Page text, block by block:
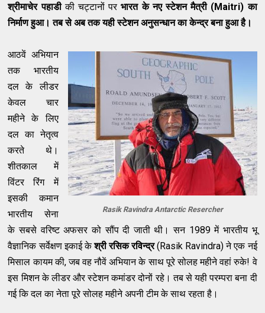
श्रीमाचेर पहाडीकी चट्टानों परभारत के नए स्टेशन मैत्री (Maitri) का
निर्माण हुआ। तब से अब तक यही स्टेशन अनुसन्धान का केन्द्र बना हुआ है।
Rasik Ravindra Antarctic Resercher
आठवें अभियान
तक भारतीय
दल के लीडर
केवल चार
महीने के लिए
दल का नेतृत्व
करते थे।
शीतकाल में
विंटर रिंग में
इसकी कमान
भारतीय सेना
के सबसे वरिष्ट अफसर को सौंप दी जाती थी। सन 1989 में भारतीय भू
वैज्ञानिक सर्वेक्षण इकाई केश्री रसिक रविन्द्र(Rasik Ravindra) ने एक नई
मिसाल कायम की, जब वह नौवें अभियान के साथ पूरे सोलह महीने वहां रुके! वे
इस मिशन के लीडर और स्टेशन कमांडर दोनों रहे। तब से यही परम्परा बना दी
गई कि दल का नेता पूरे सोलह महीने अपनी टीम के साथ रहता है।